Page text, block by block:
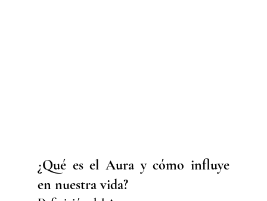
¿Qué es el Aura y cómo influye
en nuestra vida?